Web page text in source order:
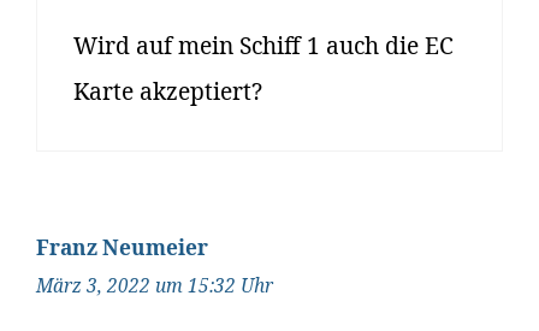
Wird auf mein Schiff 1 auch die EC
Karte akzeptiert?
Franz Neumeier
März 3, 2022 um 15:32 Uhr